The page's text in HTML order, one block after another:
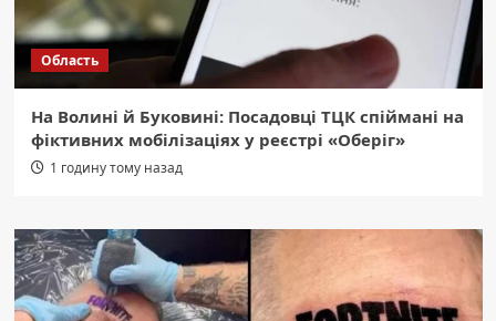
Область
На Волині й Буковині: Посадовці ТЦК спіймані на
фіктивних мобілізаціях у реєстрі «Оберіг»
1 годину тому назад